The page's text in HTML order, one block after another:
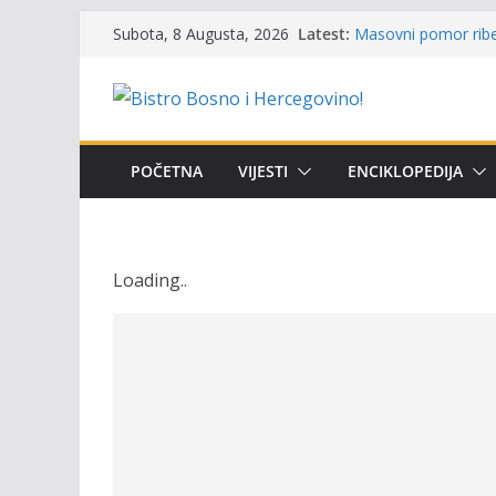
Skip
content
Subota, 8 Augusta, 2026 Latest: Masovni pomor
Poziv za učešće u
Obavještenje
osobe sa
POČETNA VIJESTI ENCIKLOPEDIJA
Loading...